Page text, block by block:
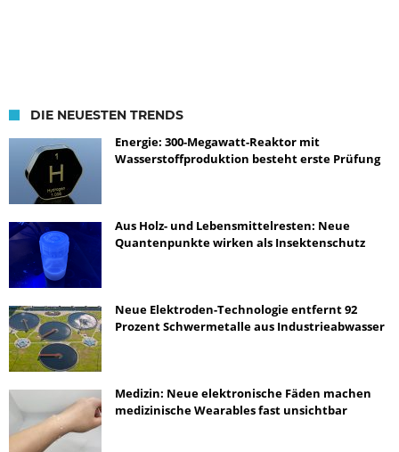
DIE NEUESTEN TRENDS
Energie: 300-Megawatt-Reaktor mit
Wasserstoffproduktion besteht erste Prüfung
Aus Holz- und Lebensmittelresten: Neue
Quantenpunkte wirken als Insektenschutz
Neue Elektroden-Technologie entfernt 92
Prozent Schwermetalle aus Industrieabwasser
Medizin: Neue elektronische Fäden machen
medizinische Wearables fast unsichtbar